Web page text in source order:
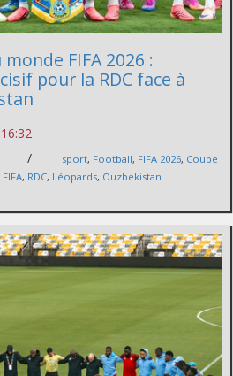
FIFA 2026 :
pour la RDC face à
/ sport, Football, FIFA 2026, Coupe
, RDC, Léopards, Ouzbekistan